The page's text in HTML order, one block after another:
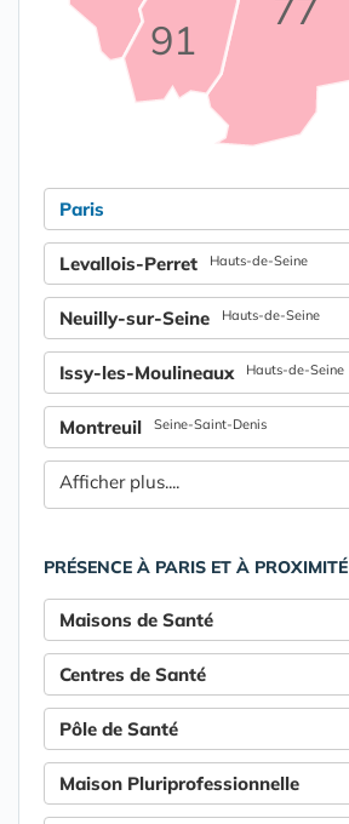
91
Paris
Levallois-Perret Hauts-de-Seine
Neuilly-sur-Seine Hauts-de-Seine
Issy-les-Moulineaux Hauts-de-Seine
Montreuil Seine-Saint-Denis
Afficher plus....
PRÉSENCE À PARIS ET À PROXIMITÉ
Maisons de Santé
Centres de Santé
Pôle de Santé
Maison Pluriprofessionnelle